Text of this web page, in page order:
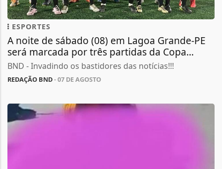
ESPORTES
A noite de sábado (08) em Lagoa Grande-PE
será marcada por três partidas da Copa...
BND - Invadindo os bastidores das notícias!!!
REDAÇÃO BND- 07 DE AGOSTO